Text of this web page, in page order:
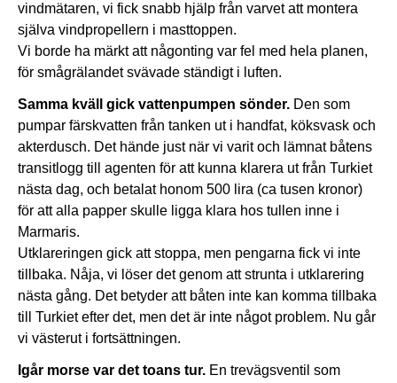
vindmätaren, vi fick snabb hjälp från varvet att montera
själva vindpropellern i masttoppen.
Vi borde ha märkt att någonting var fel med hela planen,
för smågrälandet svävade ständigt i luften.
Samma kväll gick vattenpumpen sönder. Den som
pumpar färskvatten från tanken ut i handfat, köksvask och
akterdusch. Det hände just när vi varit och lämnat båtens
transitlogg till agenten för att kunna klarera ut från Turkiet
nästa dag, och betalat honom 500 lira (ca tusen kronor)
för att alla papper skulle ligga klara hos tullen inne i
Marmaris.
Utklareringen gick att stoppa, men pengarna fick vi inte
tillbaka. Nåja, vi löser det genom att strunta i utklarering
nästa gång. Det betyder att båten inte kan komma tillbaka
till Turkiet efter det, men det är inte något problem. Nu går
vi västerut i fortsättningen.
Igår morse var det toans tur. En trevägsventil som